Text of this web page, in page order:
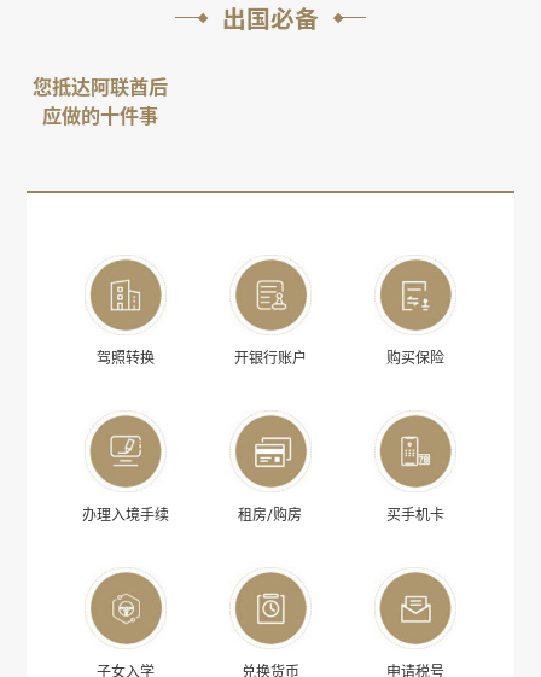
出国必备
您抵达阿联酋后
应做的十件事
驾照转换 开银行账户 购买保险
办理入境手续 租房/购房 买手机卡
子女入学 兑换货币 申请税号